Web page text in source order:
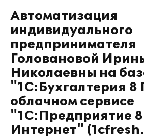
Автоматизация
индивидуального
предпринимателя
Головановой
Николаевны на
"1С:Бухгалтерия
облачном сервисе
"1С:Предприятие 8
Интернет"